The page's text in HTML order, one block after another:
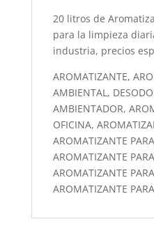
20 litros de
para la limpieza
industria, precios
AROMATIZANTE,
AMBIENTAL,
AMBIENTADOR,
OFICINA,
AROMATIZANTE
AROMATIZANTE
AROMATIZANTE
AROMATIZANTE